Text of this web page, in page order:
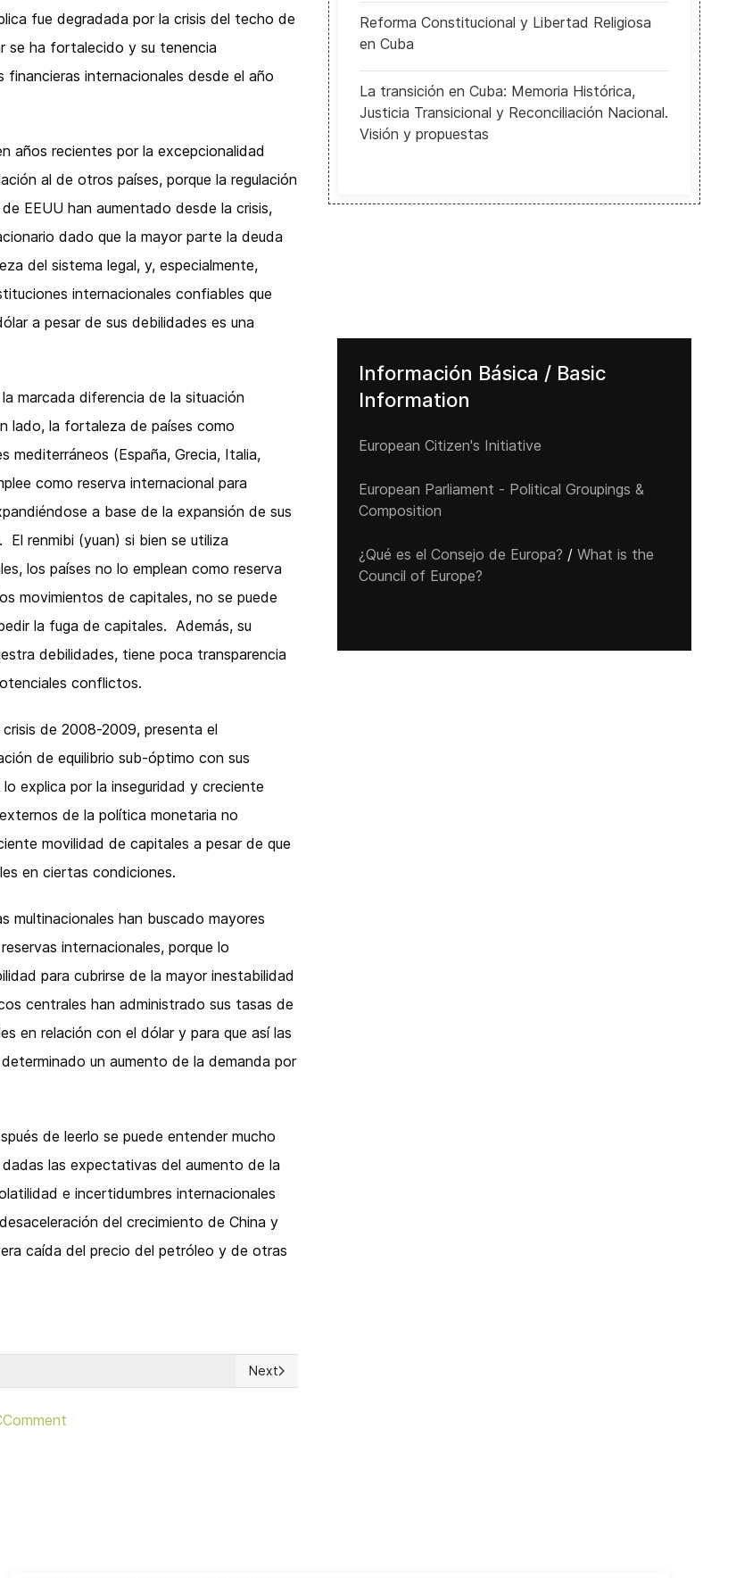
fue degradada por la crisis del techo de
se ha fortalecido y su tenencia
internacionales desde el año
años recientes por la excepcionalidad
al de otros países, porque la regulación
EEUU han aumentado desde la crisis,
dado que la mayor parte la deuda
del sistema legal, y, especialmente,
internacionales confiables que
a pesar de sus debilidades es una
marcada diferencia de la situación
lado, la fortaleza de países como
mediterráneos (España, Grecia, Italia,
como reserva internacional para
a base de la expansión de sus
renmibi (yuan) si bien se utiliza
los países no lo emplean como reserva
movimientos de capitales, no se puede
la fuga de capitales. Además, su
debilidades, tiene poca transparencia
conflictos.
de 2008-2009, presenta el
de equilibrio sub-óptimo con sus
explica por la inseguridad y creciente
de la política monetaria no
movilidad de capitales a pesar de que
en ciertas condiciones.
multinacionales han buscado mayores
internacionales, porque lo
para cubrirse de la mayor inestabilidad
centrales han administrado sus tasas de
en relación con el dólar y para que así las
un aumento de la demanda por
de leerlo se puede entender mucho
las expectativas del aumento de la
e incertidumbres internacionales
del crecimiento de China y
caída del precio del petróleo y de otras
Next article: Relativismo: ¿Relativo o Absoluto?
Next
Reforma Constitucional y Libertad Religiosa
en Cuba
La transición en Cuba: Memoria Histórica,
Justicia Transicional y Reconciliación Nacional.
Visión y propuestas
Información Básica / Basic
Information
European Citizen's Initiative
European Parliament - Political Groupings &
Composition
¿Qué es el Consejo de Europa? / What is the
Council of Europe?